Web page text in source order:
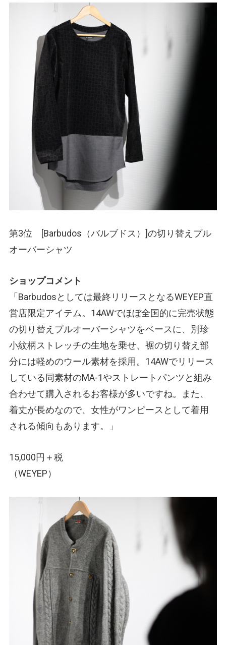
第3位 [Barbudos （バルブドス） ]の切り替えプル
オーバーシャツ
ショップコメント
「Barbudosとしては最終リリースとなるWEYEP直
営店限定アイテム。14AWでほぼ全国的に完売状態
の切り替えプルオーバーシャツをベースに、別珍
小紋柄ストレッチの生地を乗せ、裾の切り替え部
分には軽めのウール素材を採用。14AWでリリース
している同素材のMA-1やストレートパンツと組み
合わせて購入されるお客様が多いですね。また、
着丈が長めなので、女性がワンピースとして着用
される傾向もあります。」
15,000円＋税
（WEYEP）